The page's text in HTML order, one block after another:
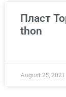
Пласт
thon
August 25, 2021